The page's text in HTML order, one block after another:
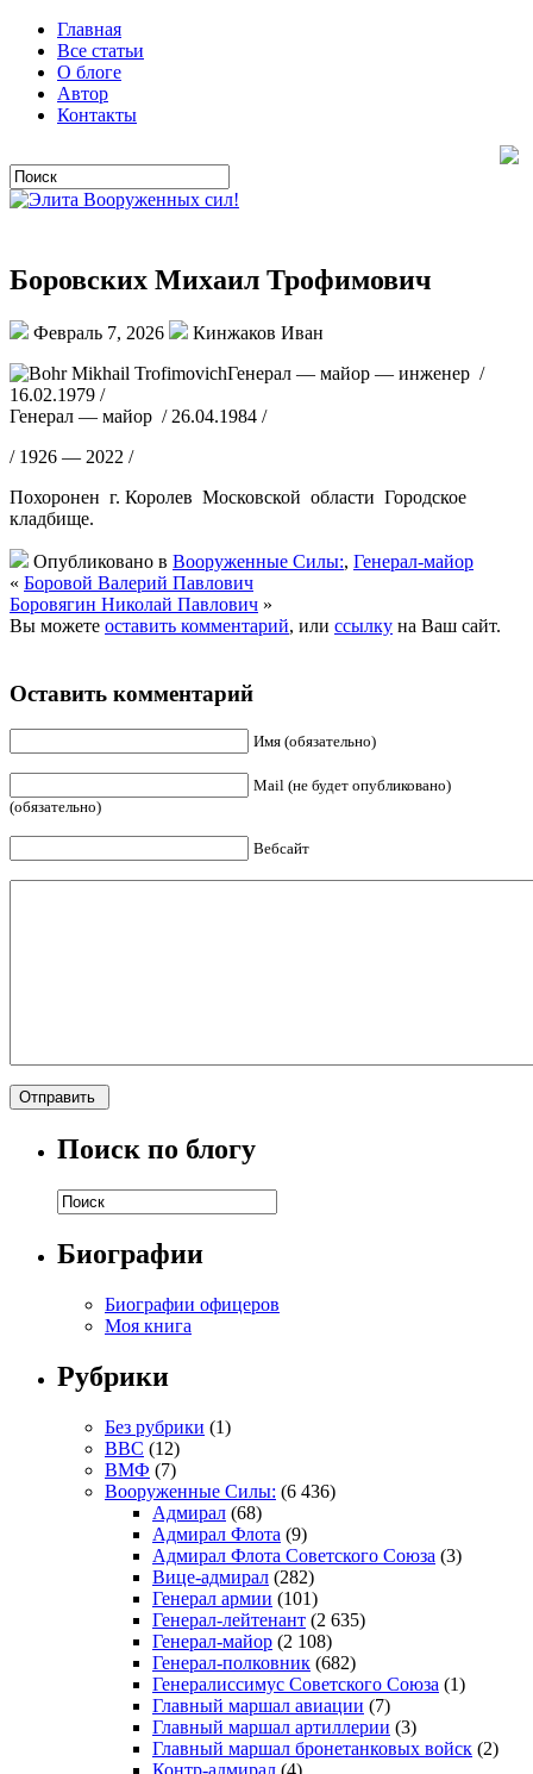
Главная
Все статьи
О блоге
Автор
Контакты
Боровских Михаил Трофимович
Февраль 7, 2026
Кинжаков Иван
Генерал — майор — инженер /
16.02.1979 /
Генерал — майор / 26.04.1984 /
/ 1926 — 2022 /
Похоронен г. Королев Московской области Городское
кладбище.
Опубликовано в Вооруженные Силы:, Генерал-майор
« Боровой Валерий Павлович
Боровягин Николай Павлович »
Вы можете оставить комментарий, или ссылку на Ваш сайт.
Оставить комментарий
Имя (обязательно)
Mail (не будет опубликовано)
(обязательно)
Вебсайт
Поиск по блогу
Биографии
Биографии офицеров
Моя книга
Рубрики
Без рубрики (1)
ВВС (12)
ВМФ (7)
Вооруженные Силы: (6 436)
Адмирал (68)
Адмирал Флота (9)
Адмирал Флота Советского Союза (3)
Вице-адмирал (282)
Генерал армии (101)
Генерал-лейтенант (2 635)
Генерал-майор (2 108)
Генерал-полковник (682)
Генералиссимус Советского Союза (1)
Главный маршал авиации (7)
Главный маршал артиллерии (3)
Главный маршал бронетанковых войск (2)
Контр-адмирал (4)